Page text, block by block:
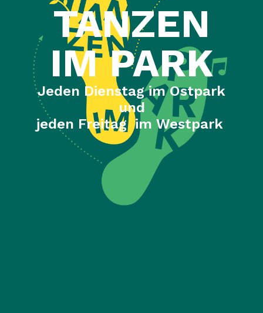
TANZEN
IM PARK
Jeden Dienstag im Ostpark
und
jeden Freitag im Westpark